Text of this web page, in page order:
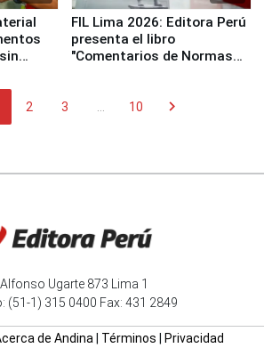
FIL Lima 2026: Editora Perú
presenta el libro
"Comentarios de Normas
2 3 10 chevron_right
Ugarte 873 Lima 1
(51-1) 315 0400 Fax: 431 2849
de Andina| Términos Privacidad